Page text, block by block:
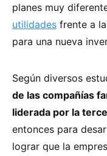
planes muy
utilidades frente a
para una nueva
Según diversos
de las compañías
liderada por la
entonces para
lograr que la